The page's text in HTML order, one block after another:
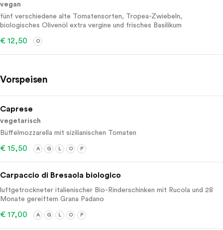
vegan
fünf verschiedene alte Tomatensorten, Tropea-Zwiebeln,
biologisches Olivenöl extra vergine und frisches Basilikum
€ 12,50 O
Vorspeisen
Caprese
vegetarisch
Büffelmozzarella mit sizilianischen Tomaten
€ 15,50 A G L O P
Carpaccio di Bresaola biologico
luftgetrockneter italienischer Bio-Rinderschinken mit Rucola und 28
Monate gereiftem Grana Padano
€ 17,00 A G L O P